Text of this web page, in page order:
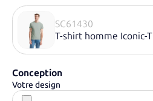
SC61430
T-shirt homme Iconic-T
Conception
Votre design